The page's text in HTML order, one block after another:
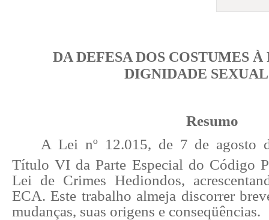
DA DEFESA DOS COSTUMES
DIGNIDADE
Resumo
A Lei nº 12.015, de 7 de agosto
Título VI da Parte Especial do Código
Lei de Crimes Hediondos,
ECA. Este trabalho almeja discorrer
mudanças, suas origens e conseqüências.